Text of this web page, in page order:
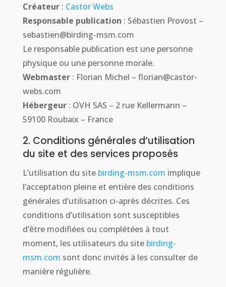
Créateur: Castor Webs
Responsable publication : Sébastien Provost –
sebastien@birding-msm.com
Le responsable publication est une personne
physique ou une personne morale.
Webmaster: Florian Michel – florian@castor-
webs.com
Hébergeur: OVH SAS – 2 rue Kellermann –
59100 Roubaix – France
2. Conditions générales d’utilisation
du site et des services proposés
L’utilisation du site birding-msm.com implique
l’acceptation pleine et entière des conditions
générales d’utilisation ci-après décrites. Ces
conditions d’utilisation sont susceptibles
d’être modifiées ou complétées à tout
moment, les utilisateurs du site birding-
msm.com sont donc invités à les consulter de
manière régulière.